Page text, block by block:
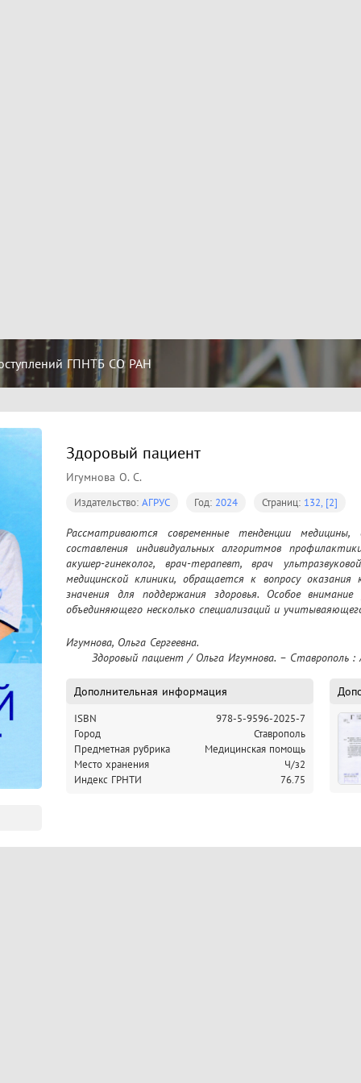
ГПНТБ СО РАН
Здоровый пациент
Игумнова О. С.
Издательство: АГРУС Год: 2024 Страниц: 132, [2]
Рассматриваются современные тенденции
составления индивидуальных алгоритмов
акушер-гинеколог, врач-терапевт, врач
медицинской клиники, обращается к вопросу
значения для поддержания здоровья. Особое
объединяющего несколько специализаций и
Игумнова, Ольга Сергеевна.
Здоровый пациент / Ольга Игумнова. – Ставрополь :
Дополнительная информация
ISBN
978-5-9596-2025-7
Город
Ставрополь
Предметная рубрика
Медицинская помощь
Место хранения
Ч/з2
Индекс ГРНТИ
76.75